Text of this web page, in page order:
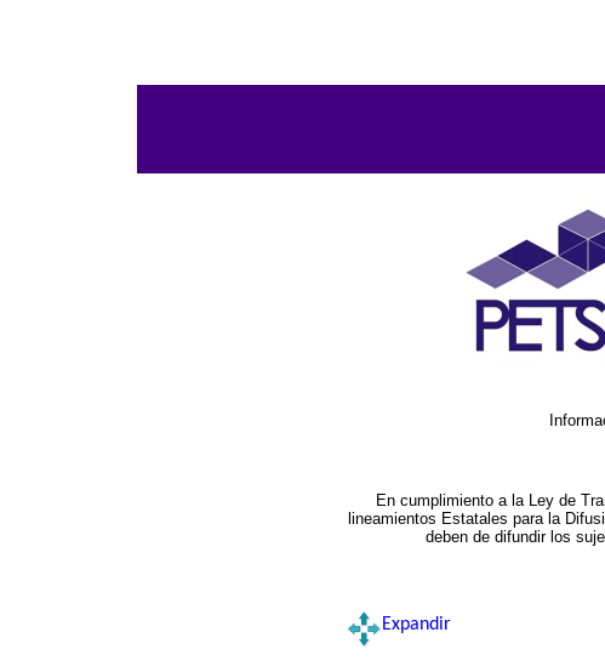
En cumplimiento a la Ley de
lineamientos Estatales para la
deben de difundir los
Expandir